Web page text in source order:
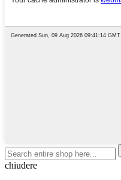
chiudere